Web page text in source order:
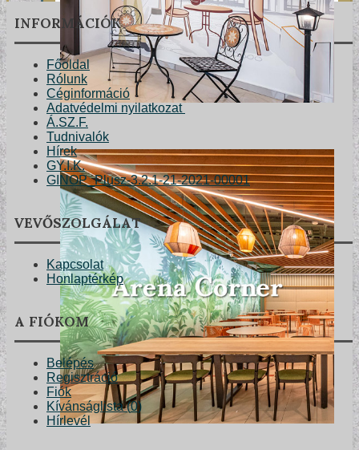
INFORMÁCIÓK
Főoldal
Rólunk
Céginformáció
Adatvédelmi nyilatkozat
Á.SZ.F.
Tudnivalók
Hírek
GY.I.K.
GINOP_Plusz-3.2.1-21-2021-00001
VEVŐSZOLGÁLAT
Kapcsolat
Honlaptérkép
A FIÓKOM
Belépés
Regisztráció
Fiók
Kívánságlista (0)
Hírlevél